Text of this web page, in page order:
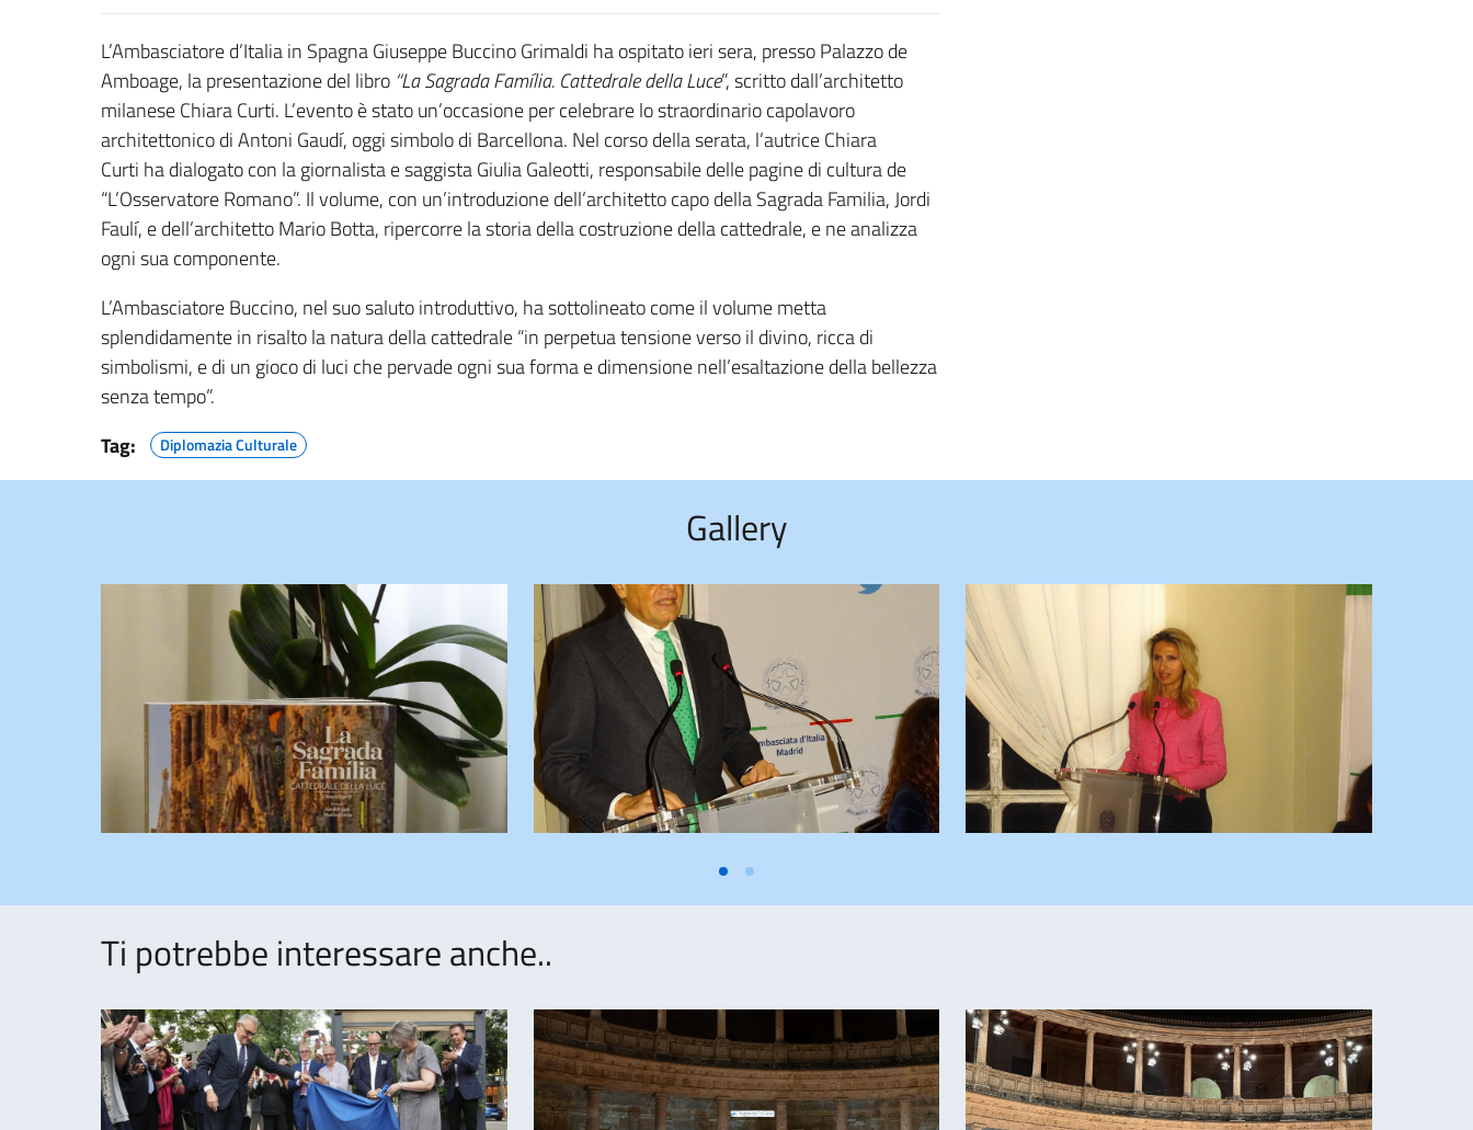
L’Ambasciatore d’Italia in Spagna Giuseppe Buccino Grimaldi ha ospitato ieri sera, presso Palazzo de
Amboage, la presentazione del libro “La Sagrada Família. Cattedrale della Luce”, scritto dall’architetto
milanese Chiara Curti. L’evento è stato un’occasione per celebrare lo straordinario capolavoro
architettonico di Antoni Gaudí, oggi simbolo di Barcellona. Nel corso della serata, l’autrice Chiara
Curti ha dialogato con la giornalista e saggista Giulia Galeotti, responsabile delle pagine di cultura de
“L’Osservatore Romano”. Il volume, con un’introduzione dell’architetto capo della Sagrada Familia, Jordi
Faulí, e dell’architetto Mario Botta, ripercorre la storia della costruzione della cattedrale, e ne analizza
ogni sua componente.
L’Ambasciatore Buccino, nel suo saluto introduttivo, ha sottolineato come il volume metta
splendidamente in risalto la natura della cattedrale “in perpetua tensione verso il divino, ricca di
simbolismi, e di un gioco di luci che pervade ogni sua forma e dimensione nell’esaltazione della bellezza
senza tempo”.
Tag:
Diplomazia Culturale
Gallery
Ti potrebbe interessare anche..